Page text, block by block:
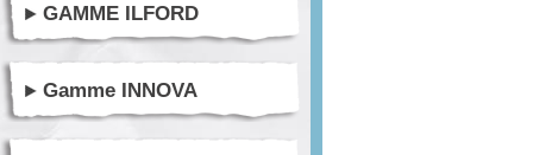
GAMME ILFORD
Gamme INNOVA